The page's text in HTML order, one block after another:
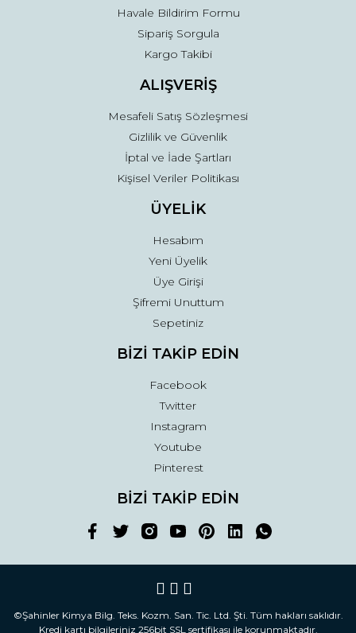
Havale Bildirim Formu
Sipariş Sorgula
Kargo Takibi
ALIŞVERİŞ
Mesafeli Satış Sözleşmesi
Gizlilik ve Güvenlik
İptal ve İade Şartları
Kişisel Veriler Politikası
ÜYELİK
Hesabım
Yeni Üyelik
Üye Girişi
Şifremi Unuttum
Sepetiniz
BİZİ TAKİP EDİN
Facebook
Twitter
Instagram
Youtube
Pinterest
BİZİ TAKİP EDİN
©Şahinler Kimya Bilg. Teks. Kozm. San. Tic. Ltd. Şti. Tüm hakları saklıdır.
Kredi kartı bilgileriniz 256bit SSL sertifikası ile korunmaktadır.